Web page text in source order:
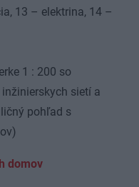
13 – elektrina, 14 –
1 : 200 so
sietí a
pohľad s
domov